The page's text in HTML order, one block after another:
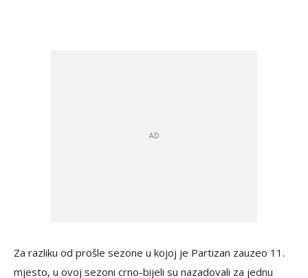
Za razliku od prošle sezone u kojoj je Partizan zauzeo 11.
mjesto, u ovoj sezoni crno-bijeli su nazadovali za jednu